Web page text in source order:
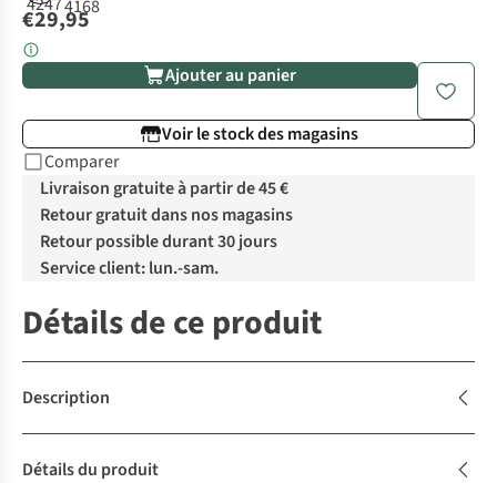
€29,95
Ajouter au panier
Voir le stock des magasins
Comparer
Livraison gratuite à partir de 45 €
Retour gratuit dans nos magasins
Retour possible durant 30 jours
Service client: lun.-sam.
Détails de ce produit
Description
Détails du produit